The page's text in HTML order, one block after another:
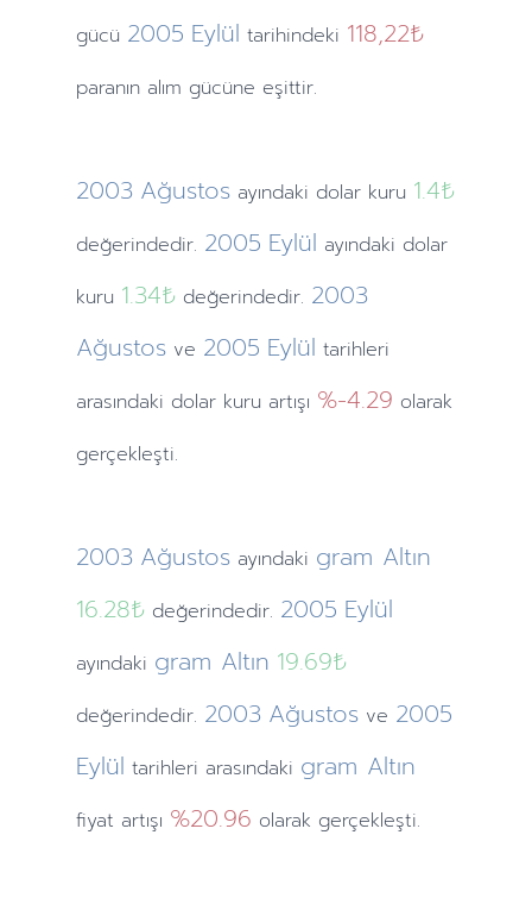
gücü 2005 Eylül tarihindeki 118,22₺
paranın alım gücüne eşittir.
2003 Ağustos ayındaki dolar kuru 1.4₺
değerindedir. 2005 Eylül ayındaki dolar
kuru 1.34₺değerindedir. 2003
Ağustos ve 2005 Eylül tarihleri
arasındaki dolar kuru artışı %-4.29 olarak
gerçekleşti.
2003 Ağustos ayındaki gram Altın
16.28₺değerindedir. 2005 Eylül
ayındaki gram Altın 19.69₺
değerindedir. 2003 Ağustos ve 2005
Eylül tarihleri arasındaki gram Altın
fiyat artışı %20.96 olarak gerçekleşti.